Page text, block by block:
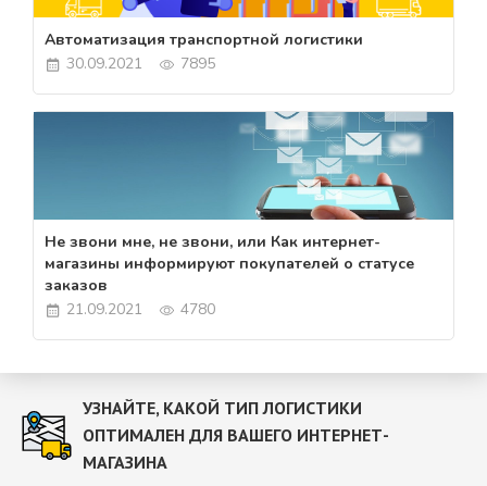
Автоматизация транспортной логистики
30.09.2021
7895
Не звони мне, не звони, или Как интернет-
магазины информируют покупателей о статусе
заказов
21.09.2021
4780
УЗНАЙТЕ, КАКОЙ ТИП ЛОГИСТИКИ
ОПТИМАЛЕН ДЛЯ ВАШЕГО ИНТЕРНЕТ-
МАГАЗИНА